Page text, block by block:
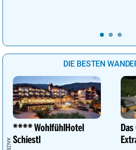
DIE BESTEN
**** WohlfühlHotel
Schiestl